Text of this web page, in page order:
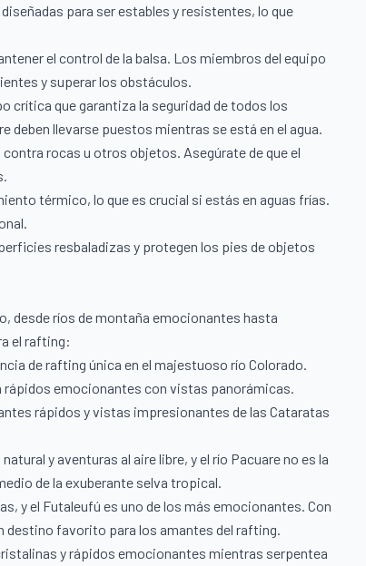
para ser estables y resistentes, lo que
el control de la balsa. Los miembros del equipo
y superar los obstáculos.
crítica que garantiza la seguridad de todos los
llevarse puestos mientras se está en el agua.
rocas u otros objetos. Asegúrate de que el
térmico, lo que es crucial si estás en aguas frías.
resbaladizas y protegen los pies de objetos
desde ríos de montaña emocionantes hasta
el rafting:
de rafting única en el majestuoso río Colorado.
emocionantes con vistas panorámicas.
rápidos y vistas impresionantes de las Cataratas
y aventuras al aire libre, y el río Pacuare no es la
de la exuberante selva tropical.
y el Futaleufú es uno de los más emocionantes. Con
destino favorito para los amantes del rafting.
y rápidos emocionantes mientras serpentea